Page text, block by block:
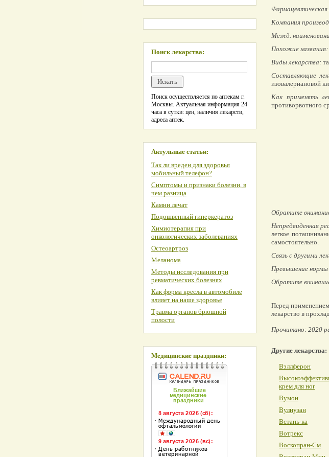
Фармацевтическая
Компания
Межд.
Похожие названия:
Виды лекарства:
Составляющие
изовалериановой
Как применять
противорвотного
Обратите
Непредвиденная
легкое
самостоятельно.
Связь с другими
Превышение нормы
Обратите
Перед применением
лекарство в
Прочитано: 2020
Другие лекарства:
Вэллферон
крем для ног
Вумон
Вулнузан
Встань-ка
Вотрекс
Воскопран-См
Поиск лекарства:
Поиск осуществляется по аптекам г.
Москвы. Актуальная информация 24
часа в сутки: цен, наличия лекарств,
адреса аптек.
Актульные статьи:
Так ли вреден для здоровья
мобильный телефон?
Симптомы и признаки болезни, в
чем разница
Камни лечат
Подошвенный гиперкератоз
Химиотерапия при
онкологических заболеваниях
Остеоартроз
Меланома
Методы исследования при
ревматических болезнях
Как форма кресла в автомобиле
влияет на наше здоровье
Травма органов брюшной
полости
Медицинские праздники: